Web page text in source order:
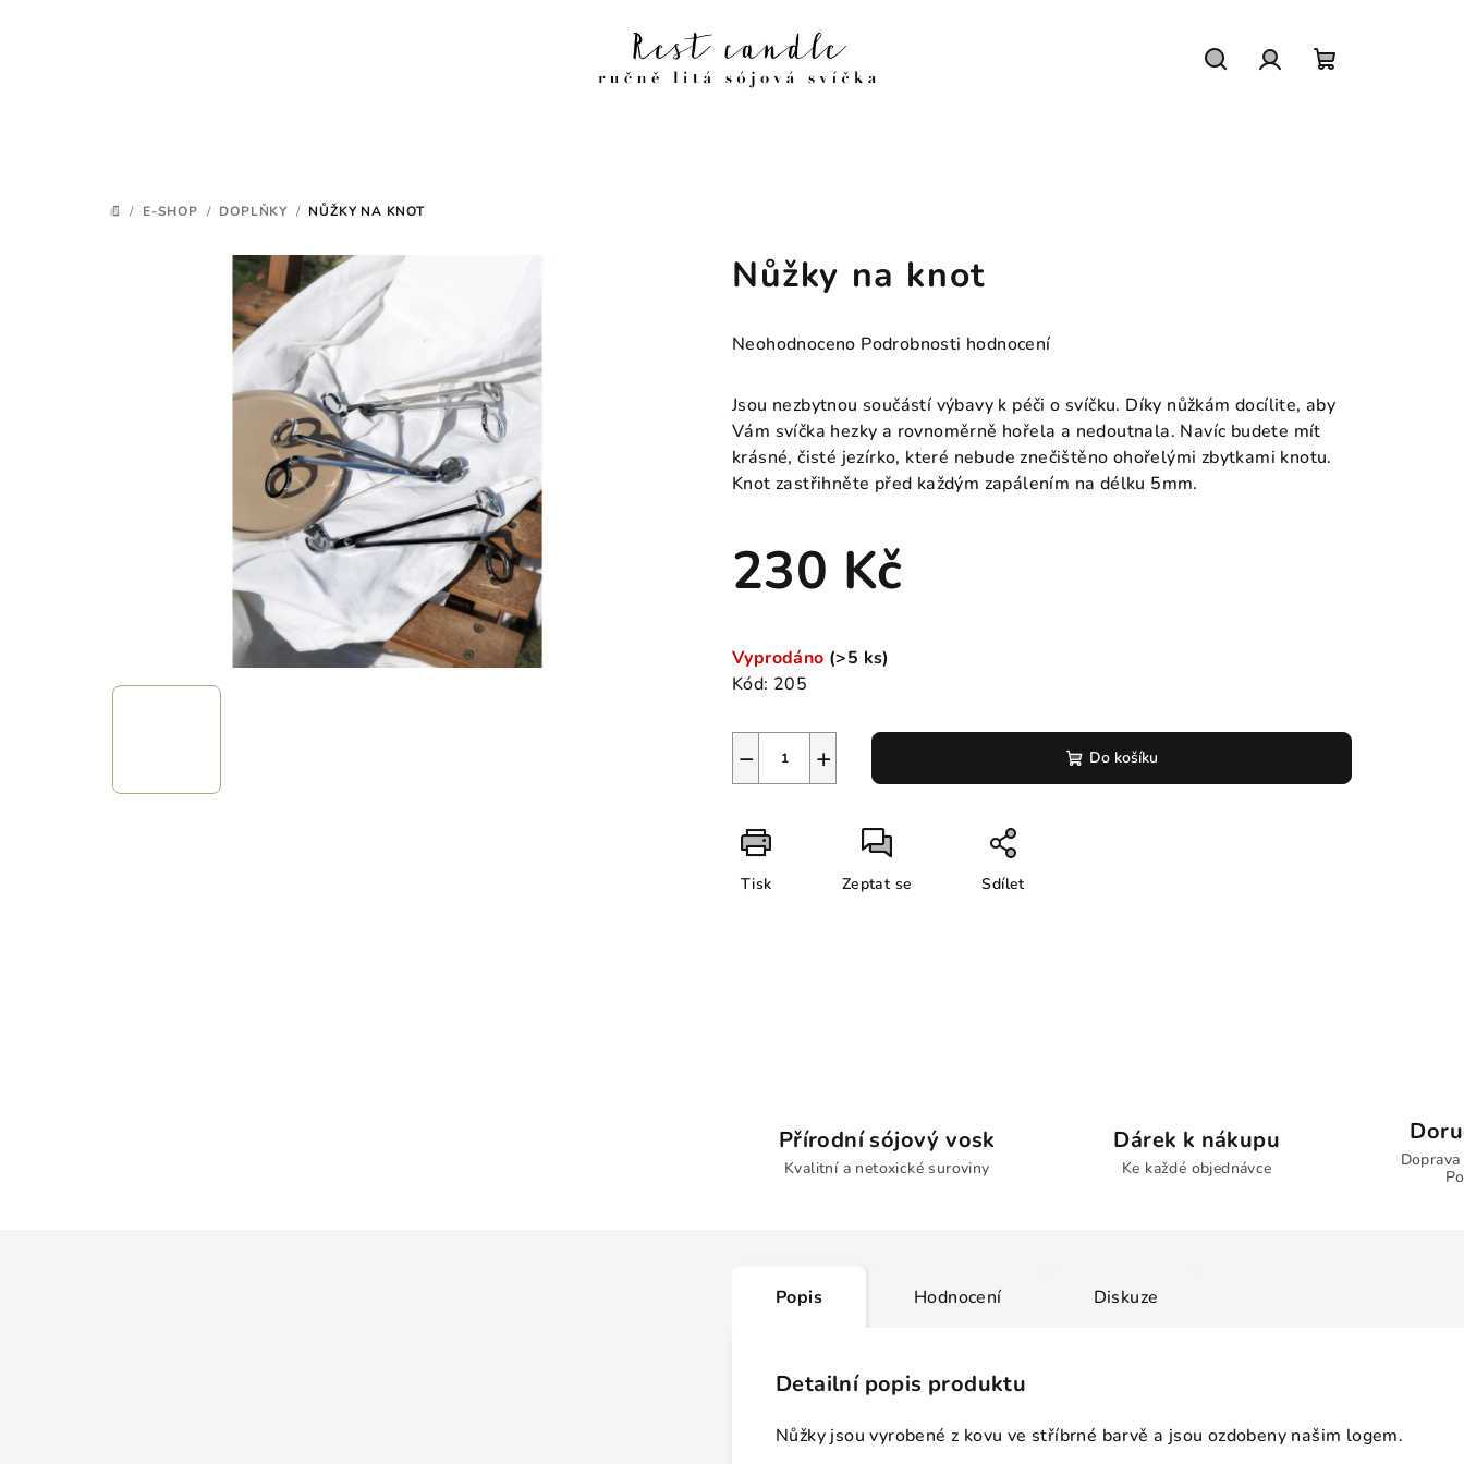
DOMŮ
/ E-SHOP / DOPLŇKY / NŮŽKY NA KNOT
Nůžky na knot
Průměrné
produktu
je
0,0
z
Neohodnoceno Podrobnosti hodnocení
Jsou nezbytnou součástí výbavy k péči o svíčku. Díky nůžkám docílite, aby
Vám svíčka hezky a rovnoměrně hořela a nedoutnala. Navíc budete mít
krásné, čisté jezírko, které nebude znečištěno ohořelými zbytkami knotu.
Knot zastřihněte před každým zapálením na délku 5mm.
230 Kč
cena:
Vyprodáno (>5 ks)
Kód: 205
+
− Do košíku
Tisk Zeptat se Sdílet
Přírodní sójový vosk
Kvalitní a netoxické suroviny
Dárek k nákupu
Ke každé objednávce
Popis Hodnocení Diskuze
Detailní popis produktu
Nůžky jsou vyrobené z kovu ve stříbrné barvě a jsou ozdobeny našim logem.